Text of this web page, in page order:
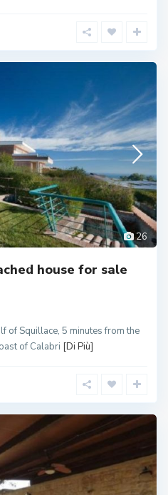
26
house for sale
of Squillace, 5 minutes from the
of Calabri [Di Più]